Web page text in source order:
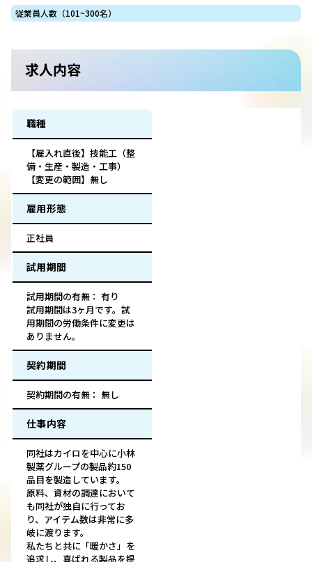
従業員人数（101~300名）
求人内容
職種
【雇入れ直後】技能工（整
備・生産・製造・工事）
【変更の範囲】無し
雇用形態
正社員
試用期間
試用期間の有無： 有り
試用期間は3ヶ月です。試
用期間の労働条件に変更は
ありません。
契約期間
契約期間の有無： 無し
仕事内容
同社はカイロを中心に小林
製薬グループの製品約150
品目を製造しています。
原料、資材の調達において
も同社が独自に行ってお
り、アイテム数は非常に多
岐に渡ります。
私たちと共に「暖かさ」を
追求し、喜ばれる製品を提